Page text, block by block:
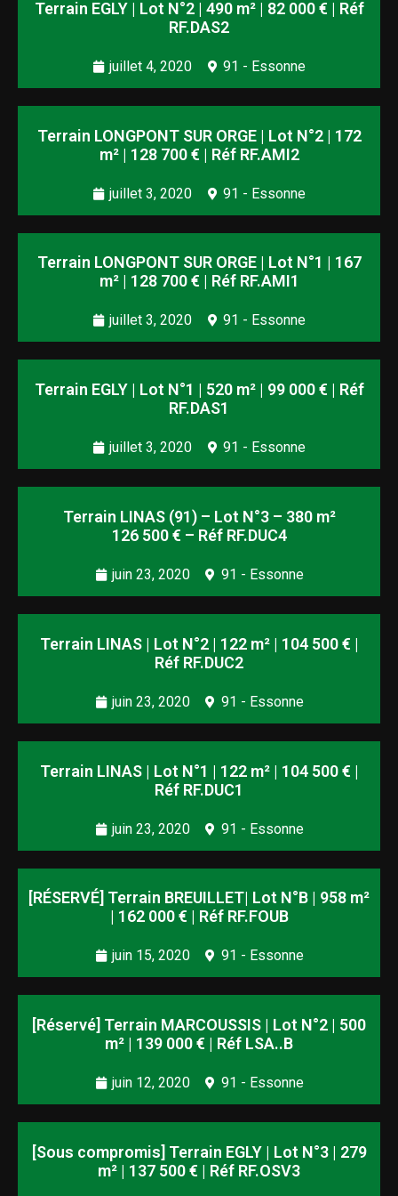
Terrain EGLY | Lot N°2 | 490 m² | 82 000 € | Réf
RF.DAS2
juillet 4, 2020 91 - Essonne
Terrain LONGPONT SUR ORGE | Lot N°2 | 172
m² | 128 700 € | Réf RF.AMI2
juillet 3, 2020 91 - Essonne
Terrain LONGPONT SUR ORGE | Lot N°1 | 167
m² | 128 700 € | Réf RF.AMI1
juillet 3, 2020 91 - Essonne
Terrain EGLY | Lot N°1 | 520 m² | 99 000 € | Réf
RF.DAS1
juillet 3, 2020 91 - Essonne
Terrain LINAS (91) – Lot N°3 – 380 m²
126 500 € – Réf RF.DUC4
juin 23, 2020 91 - Essonne
Terrain LINAS | Lot N°2 | 122 m² | 104 500 € |
Réf RF.DUC2
juin 23, 2020 91 - Essonne
Terrain LINAS | Lot N°1 | 122 m² | 104 500 € |
Réf RF.DUC1
juin 23, 2020 91 - Essonne
[RÉSERVÉ] Terrain BREUILLET| Lot N°B | 958 m²
| 162 000 € | Réf RF.FOUB
juin 15, 2020 91 - Essonne
[Réservé] Terrain MARCOUSSIS | Lot N°2 | 500
m² | 139 000 € | Réf LSA..B
juin 12, 2020 91 - Essonne
[Sous compromis] Terrain EGLY | Lot N°3 | 279
m² | 137 500 € | Réf RF.OSV3